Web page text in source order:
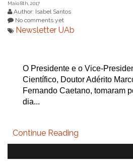
Maio 8th, 2017
Author: Isabel Santos
No comments yet
Newsletter UAb
O Presidente e o Vice-
Científico, Doutor Adérito
Fernando Caetano, tomaram
dia...
Continue Reading